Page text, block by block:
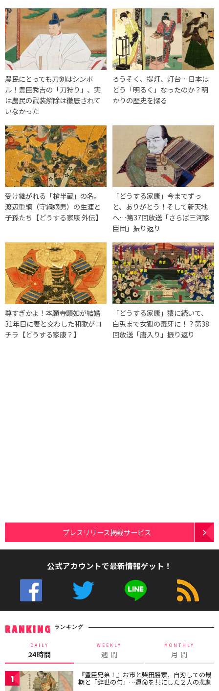
農民にとっても刀剣はシンボ
ル！豊臣秀吉の「刀狩り」、実
は農民の武装解除は徹底されて
いなかった
ろうそく、提灯、灯台…日本は
どう「明るく」なったのか？明
かりの歴史を探る
受け継がれる「槍半蔵」の名。
渡辺重綱（守綱嫡男）の生涯と
子孫たち【どうする家康 外伝】
「どうする家康」今までずっ
と、ありがとう！そして新天地
へ…第37回放送「さらば三河家
臣団」振り返り
尊すぎかよ！本願寺顕如が結婚
31年目に妻と交わした和歌がコ
チラ【どうする家康？】
「どうする家康」猿に続いて、
白兎まで女狐の毒牙に！？第38
回放送「唐入り」振り返り
プレスリリース掲載サービス
公式アカウントで最新情報ゲット！
RANKING ランキング
DAILY
24時間
WEEKLY
週 間
MONTHLY
月 間
1 『豊臣兄弟！』お市と柴田勝家、自刃しての最
期と「辞世の句」…運命を共にした２人の悲劇